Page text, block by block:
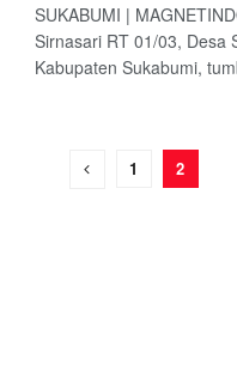
SUKABUMI |
Sirnasari RT 01/03, Desa
Kabupaten Sukabumi,
1 2